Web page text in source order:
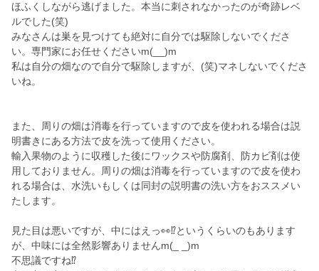
ほふくしながら逃げました。本当に刺されなかったのが奇跡レベ
ルでした(笑)
みなさんは巣を見つけても絶対に自分では駆除しないでくださ
い。専門家にお任せくださいm(__)m
私は自分の畑なので自分で駆除しますが、(笑)マネしないでくださ
いね。
また、周りの畑は消毒を行っていますので皮を使われる場合は説
明書きにある方法で皮を洗って使用ください。
輸入果物のように収穫した後にワックスや防腐剤、防カビ剤は使
用しておりません。周りの畑は消毒を行っていますので皮を使わ
れる場合は、水洗いもしくは同封の説明書の洗い方をおススメい
たします。
見た目は悪いですが、中にはえっ👀⁉️というくらいのもあります
が、中味には全然影響ありませんm(_ _)m
不思議ですね⁉️